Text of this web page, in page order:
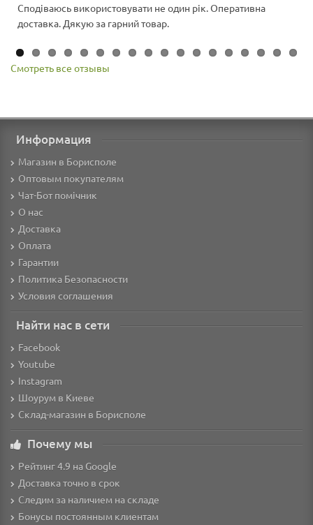
Сподіваюсь використовувати не один рік. Оперативна
доставка. Дякую за гарний товар.
Смотреть все отзывы
Информация
Магазин в Борисполе
Оптовым покупателям
Чат-Бот помічник
О нас
Доставка
Оплата
Гарантии
Политика Безопасности
Условия соглашения
Найти нас в сети
Facebook
Youtube
Instagram
Шоурум в Киеве
Склад-магазин в Борисполе
Почему мы
Рейтинг 4.9 на Google
Доставка точно в срок
Следим за наличием на складе
Бонусы постоянным клиентам